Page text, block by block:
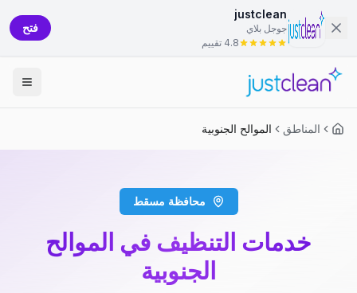
justclean
جوجل بلاي
4.8 تقييم
فتح
المناطق الموالح الجنوبية
محافظة مسقط
خدمات التنظيف في الموالح
الجنوبية